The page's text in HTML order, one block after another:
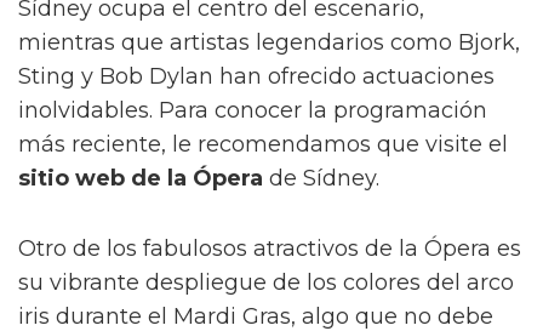
Sídney ocupa el centro del escenario,
mientras que artistas legendarios como Bjork,
Sting y Bob Dylan han ofrecido actuaciones
inolvidables. Para conocer la programación
más reciente, le recomendamos que visite el
sitio web de la Ópera de Sídney.
Otro de los fabulosos atractivos de la Ópera es
su vibrante despliegue de los colores del arco
iris durante el Mardi Gras, algo que no debe